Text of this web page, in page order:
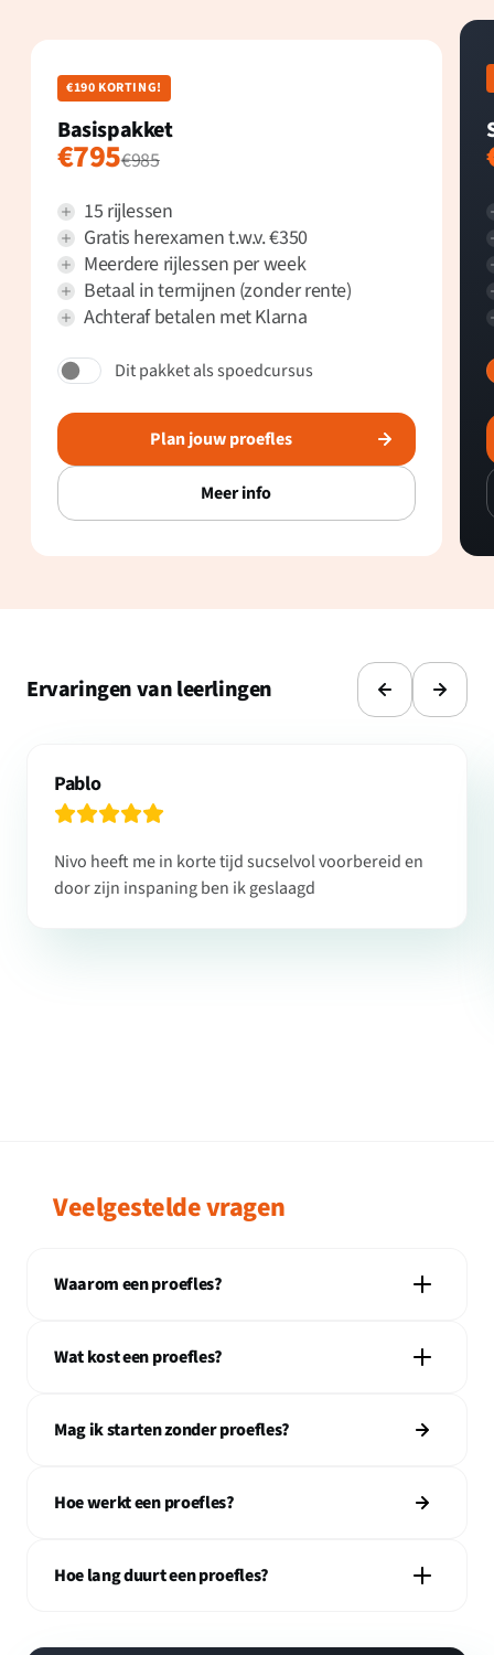
€190 KORTING!
Basispakket
€795€985
15 rijlessen
Gratis herexamen t.w.v. €350
Meerdere rijlessen per week
Betaal in termijnen (zonder rente)
Achteraf betalen met Klarna
Dit pakket als spoedcursus
Plan jouw proefles
Meer info
Ervaringen van leerlingen
Pablo
Nivo heeft me in korte tijd sucselvol voorbereid en
door zijn inspaning ben ik geslaagd
Veelgestelde vragen
Waarom een proefles?
Wat kost een proefles?
Mag ik starten zonder proefles?
Hoe werkt een proefles?
Hoe lang duurt een proefles?